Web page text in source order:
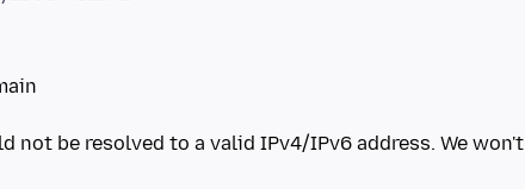
not be resolved to a valid IPv4/IPv6 address. We won't